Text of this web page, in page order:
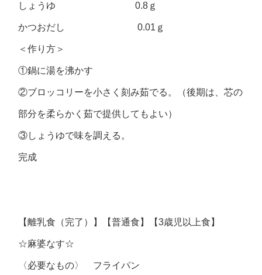
しょうゆ 0.8ｇ
かつおだし 0.01ｇ
＜作り方＞
①鍋に湯を沸かす
②ブロッコリーを小さく刻み茹でる。（後期は、芯の
部分を柔らかく茹で提供してもよい）
③しょうゆで味を調える。
完成
【離乳食（完了）】【普通食】【3歳児以上食】
☆麻婆なす☆
〈必要なもの〉 フライパン